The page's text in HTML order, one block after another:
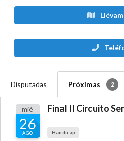
Disputadas Próximas 2
mié
26
AGO Handicap